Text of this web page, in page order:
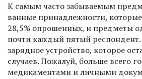
К самым часто забываемым
ванные принадлежности,
28,5% опрошенных, и предметы
почти каждый пятый респондент.
зарядное устройство, которое
случаев. Пожалуй, больше всего
медикаментами и личными